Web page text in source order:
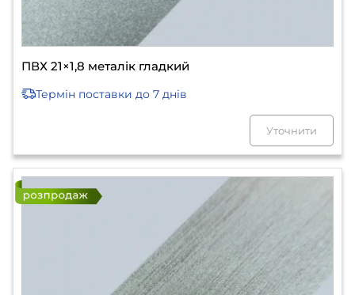
ПВХ 21×1,8 металік гладкий
Термін поставки до 7 днів
Уточнити